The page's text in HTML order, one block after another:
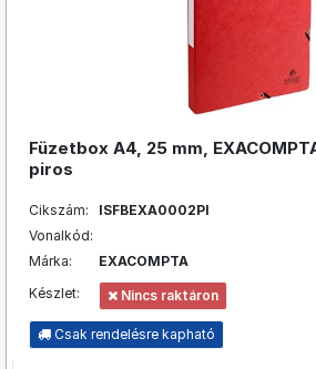
Füzetbox A4, 25 mm,
piros
Cikszám:
ISFBEXA0002PI
Vonalkód:
Márka:
EXACOMPTA
Készlet:
Nincs raktáron
Csak rendelésre kapható